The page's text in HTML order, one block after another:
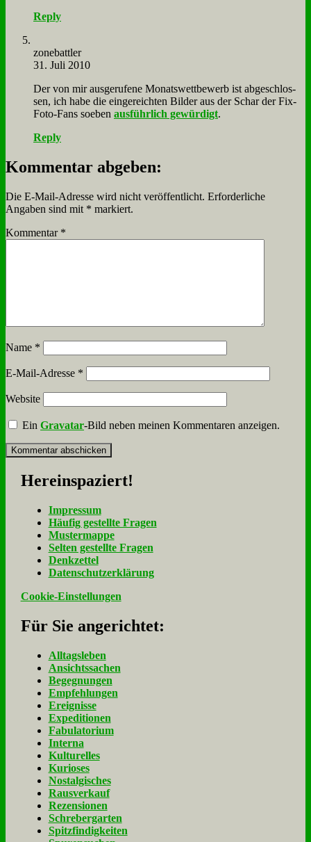
Reply
zone­batt­ler
31. Juli 2010
Der von mir aus­ge­ru­fe­ne Mo­nats­wett­be­werb ist ab­ge­schlos­
sen, ich ha­be die ein­ge­reich­ten Bil­der aus der Schar der Fix­
Fo­to-Fans so­eben aus­führ­lich ge­wür­digt.
Reply
Kommentar abgeben:
Die E-Mail-Adresse wird nicht veröffentlicht. Erforderliche
Angaben sind mit * markiert.
Kommentar *
Name *
E-Mail-Adresse *
Website
EinGravatar-Bild neben meinen Kommentaren anzeigen.
Her­ein­spa­ziert!
Im­pres­sum
Häu­fig ge­stell­te Fra­gen
Mu­ster­map­pe
Sel­ten ge­stell­te Fra­gen
Denk­zet­tel
Da­ten­schutz­er­klä­rung
Cookie-Einstellungen
Für Sie an­ge­rich­tet:
Alltagsleben
Ansichtssachen
Begegnungen
Empfehlungen
Ereignisse
Expeditionen
Fabulatorium
Interna
Kulturelles
Kurioses
Nostalgisches
Rausverkauf
Rezensionen
Schrebergarten
Spitzfindigkeiten